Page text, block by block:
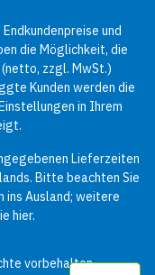
und
die Möglichkeit, die
zzgl. MwSt.)
Kunden werden die
in Ihrem
Lieferzeiten
Bitte beachten Sie
ins Ausland; weitere
hier.
vorbehalten.